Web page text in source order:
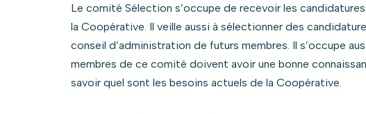
Le comité Sélection s’occupe de recevoir les
la Coopérative. Il veille aussi à sélectionner des
conseil d’administration de futurs membres. Il s’occupe
membres de ce comité doivent avoir une bonne
savoir quel sont les besoins actuels de la Coopérative.